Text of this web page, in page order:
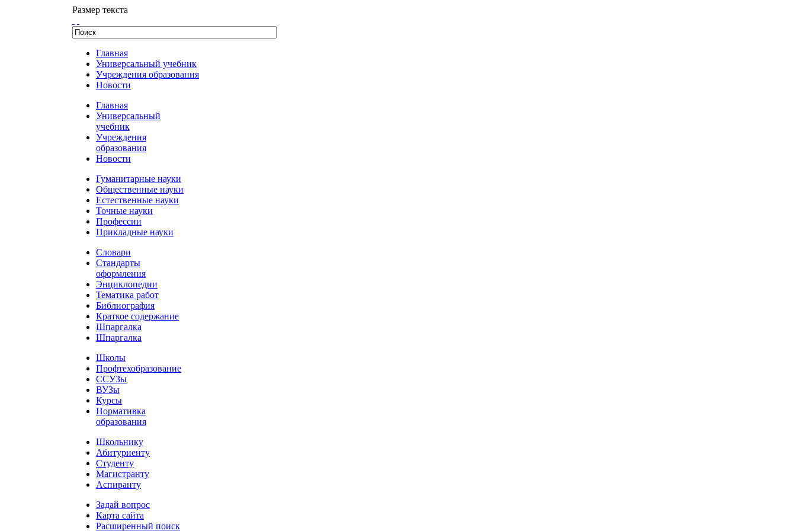
Размер текста
Главная
Универсальный учебник
Учреждения образования
Новости
Главная
Универсальный
учебник
Учреждения
образования
Новости
Гуманитарные науки
Общественные науки
Естественные науки
Точные науки
Профессии
Прикладные науки
Словари
Стандарты
оформления
Энциклопедии
Тематика работ
Библиография
Краткое содержание
Шпаргалка
Шпаргалка
Школы
Профтехобразование
ССУЗы
ВУЗы
Курсы
Нормативка
образования
Школьнику
Абитуриенту
Студенту
Магистранту
Аспиранту
Задай вопрос
Карта сайта
Расширенный поиск